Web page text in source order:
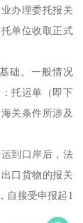
办理委托报关
单位收取正式
础。一般情况
托运单（即下
关条件所涉及
到口岸后，法
口货物的报关
自接受申报起1